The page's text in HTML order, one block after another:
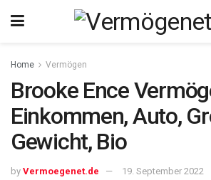
Home Vermögen
Brooke Ence
Einkommen, Auto,
Gewicht, Bio
by Vermoegenet.de 19. September 2022